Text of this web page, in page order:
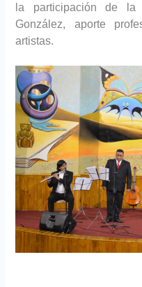
la participación de la
González, aporte
artistas.